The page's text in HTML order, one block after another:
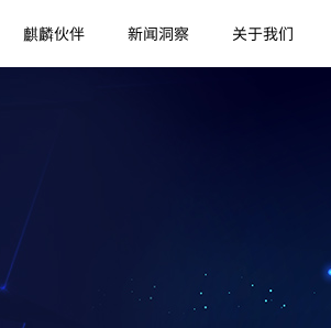
麒麟伙伴 新闻洞察 关于我们